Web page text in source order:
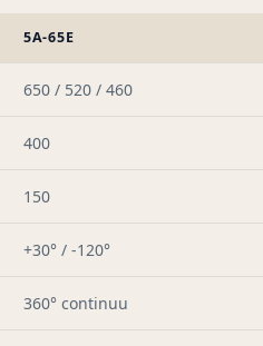
5A-65E
650 / 520 / 460
400
150
+30° / -120°
360° continuu